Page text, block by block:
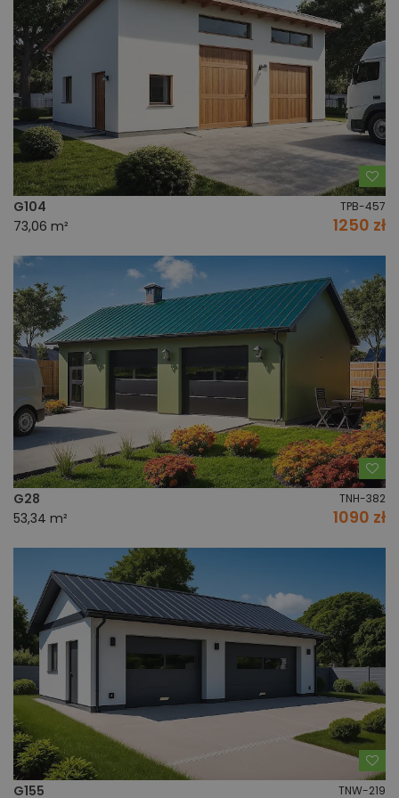
G104 TPB-457
73,06 m² 1250 zł
G28 TNH-382
53,34 m² 1090 zł
G155 TNW-219